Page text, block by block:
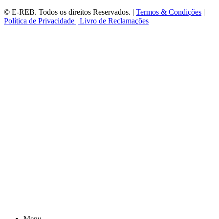
© E-REB. Todos os direitos Reservados. | Termos & Condições |
Política de Privacidade | Livro de Reclamações